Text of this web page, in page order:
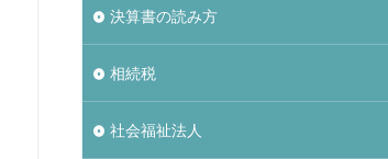
決算書の読み方
相続税
社会福祉法人